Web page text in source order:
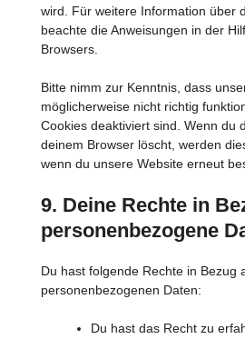
wird. Für weitere Information über
beachte die Anweisungen in der
Browsers.
Bitte nimm zur Kenntnis, dass
möglicherweise nicht richtig
Cookies deaktiviert sind. Wenn du
deinem Browser löscht, werden
wenn du unsere Website erneut
9. Deine Rechte in
personenbezogene
Du hast folgende Rechte in Bezug
personenbezogenen Daten:
Du hast das Recht zu